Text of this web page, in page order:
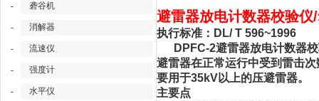
- 砻谷机
- 消解器
- 流速仪
- 强度计
- 水平仪
避雷器放电计数器校验
执行标准：DL/ T 596~1996
DPFC-2避雷器放电计数器校
避雷器在正常运行中受到雷击
要用于35kV以上的压避雷器。
主要点